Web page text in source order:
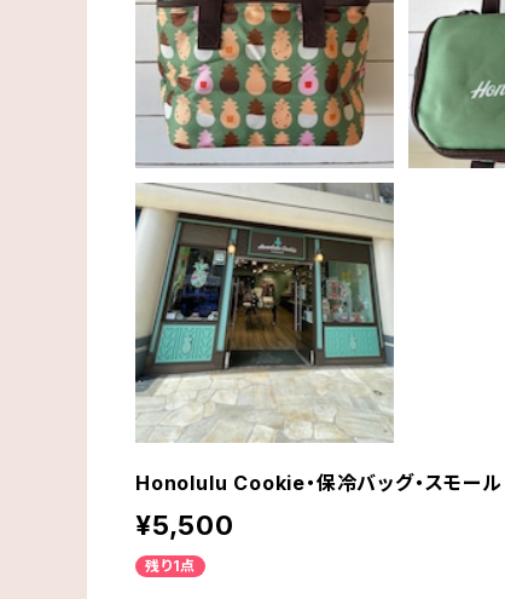
Honolulu Cookie・保冷バッグ・スモール
¥5,500
残り1点